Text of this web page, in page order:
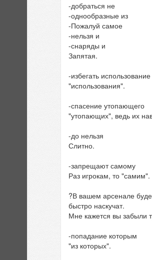
-добраться не
-однообразные из
-Пожалуй самое
-нельзя и
-снаряды и
Запятая.
-избегать использование
"использования".
-спасение утопающего
"утопающих", ведь их
-до нельзя
Слитно.
-запрещают самому
Раз игрокам, то "самим".
?В вашем арсенале
быстро наскучат.
Мне кажется вы забыли
-попадание которым
"из которых".